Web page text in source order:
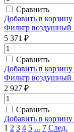
Сравнить
Добавить в корзину
Фильтр воздушный
5 371 ₽
Сравнить
Добавить в корзину
Фильтр воздушный
2 927 ₽
Сравнить
Добавить в корзину
1 2 3 4 5 ... 7 След.